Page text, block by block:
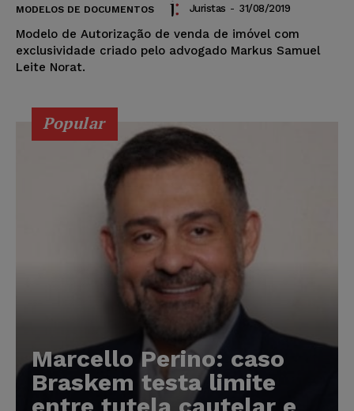
MODELOS DE DOCUMENTOS Juristas - 31/08/2019
Modelo de Autorização de venda de imóvel com
exclusividade criado pelo advogado Markus Samuel
Leite Norat.
Popular
Marcello Perino: caso
Braskem testa limite